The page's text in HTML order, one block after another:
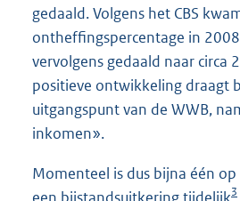
gedaald. Volgens het CBS
ontheffingspercentage in
vervolgens gedaald naar circa
positieve ontwikkeling draagt
uitgangspunt van de WWB,
inkomen».
Momenteel is dus bijna één
3